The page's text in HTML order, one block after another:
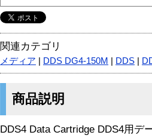
関連カテゴリ
メディア DDS DG4-150M DDS
商品説明
DDS4 Data Cartridge DDS4用デ